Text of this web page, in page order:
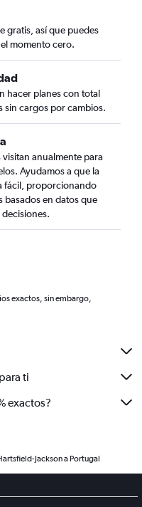
gratis, así que puedes
momento cero.
hacer planes con total
sin cargos por cambios.
anualmente para
Ayudamos a que la
fácil, proporcionando
en datos que
exactos, sin embargo,
ti
exactos?
Jackson a Portugal